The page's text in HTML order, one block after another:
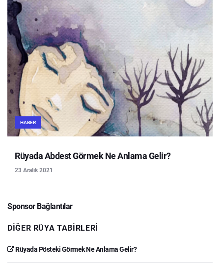
HABER
Rüyada Abdest Görmek Ne Anlama Gelir?
23 Aralık 2021
Sponsor Bağlantılar
DIĞER RÜYA TABIRLERI
Rüyada Pösteki Görmek Ne Anlama Gelir?